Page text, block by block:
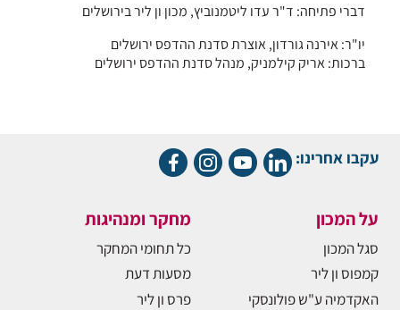
דברי פתיחה: ד"ר עדו ליטמנוביץ, מכון ון ליר בירושלים
יו"ר: אירנה גורדון, אוצרת סדנת ההדפס ירושלים
ברכות: אריק קילמניק, מנהל סדנת ההדפס ירושלים
עקבו אחרינו:
על המכון
סגל המכון
קמפוס ון ליר
האקדמיה ע"ש פולונסקי
מחקר ומנהיגות
כל תחומי המחקר
מסעות דעת
פרס ון ליר